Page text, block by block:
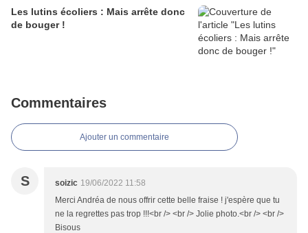
Les lutins écoliers : Mais arrête donc
de bouger !
Commentaires
Ajouter un commentaire
S soizic 19/06/2022 11:58
Merci Andréa de nous offrir cette belle fraise ! j'espère que tu
ne la regrettes pas trop !!!<br /> <br /> Jolie photo.<br /> <br />
Bisous